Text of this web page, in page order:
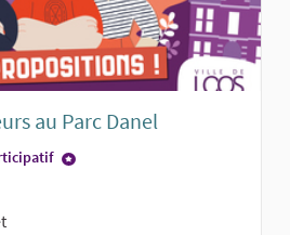
au Parc Danel